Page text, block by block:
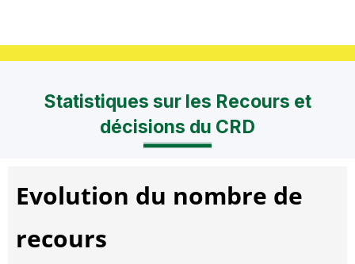
Statistiques sur les Recours et
décisions du CRD
Evolution du nombre de
recours